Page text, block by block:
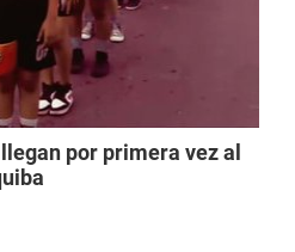
por primera vez al